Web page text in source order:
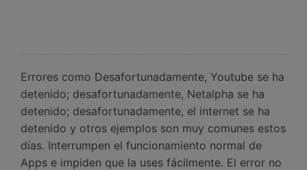
Errores como Desafortunadamente, Youtube se ha
detenido; desafortunadamente, Netalpha se ha
detenido; desafortunadamente, el internet se ha
detenido y otros ejemplos son muy comunes estos
días. Interrumpen el funcionamiento normal de
Apps e impiden que la uses fácilmente. El error no